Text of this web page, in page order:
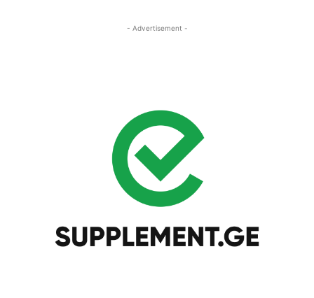
- Advertisement -